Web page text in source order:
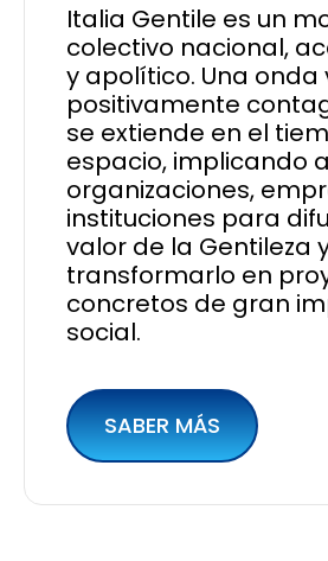
Italia Gentile es un
colectivo nacional,
y apolítico. Una onda
positivamente
se extiende en el
espacio, implicando
organizaciones,
instituciones para
valor de la Gentileza
transformarlo en
concretos de gran
social.
SABER MÁS